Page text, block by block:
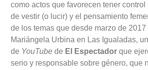
como actos que favorecen tener control
de vestir (o lucir) y el pensamiento
de los temas que desde marzo de 2017
Mariángela Urbina en Las Igualadas,
de YouTube de El Espectador que
serio y responsable sobre género, que